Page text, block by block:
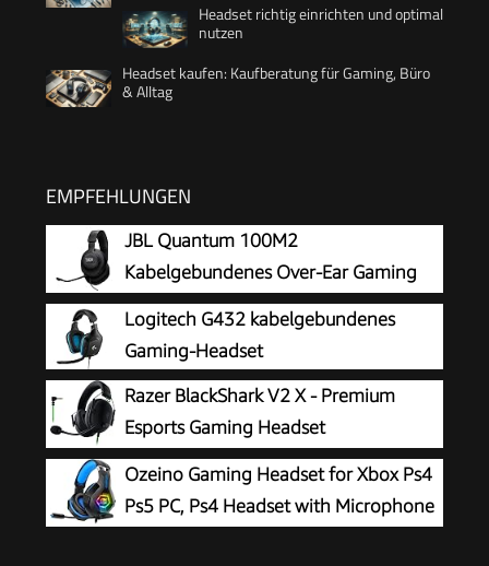
Headset richtig einrichten und optimal
nutzen
Headset kaufen: Kaufberatung für Gaming, Büro
& Alltag
EMPFEHLUNGEN
JBL Quantum 100M2
Kabelgebundenes Over-Ear Gaming
Headset mit JBL QuantumSOUND
Signature, 3,5-mm-Klinke, Multi-Plattform-
Kompatibilität und abnehmbarem Mikrofon mit
Stummschaltungsoption, Schwarz
Logitech G432 kabelgebundenes
Gaming-Headset
Razer BlackShark V2 X - Premium
Esports Gaming Headset
(Kabelgebundene Kopfhörer mit
50mm-Treiber, Rauschunterdrückung für PC,
Mac, PS4, Xbox One & Switch) Schwarz
Ozeino Gaming Headset for Xbox Ps4
Ps5 PC, Ps4 Headset with Microphone